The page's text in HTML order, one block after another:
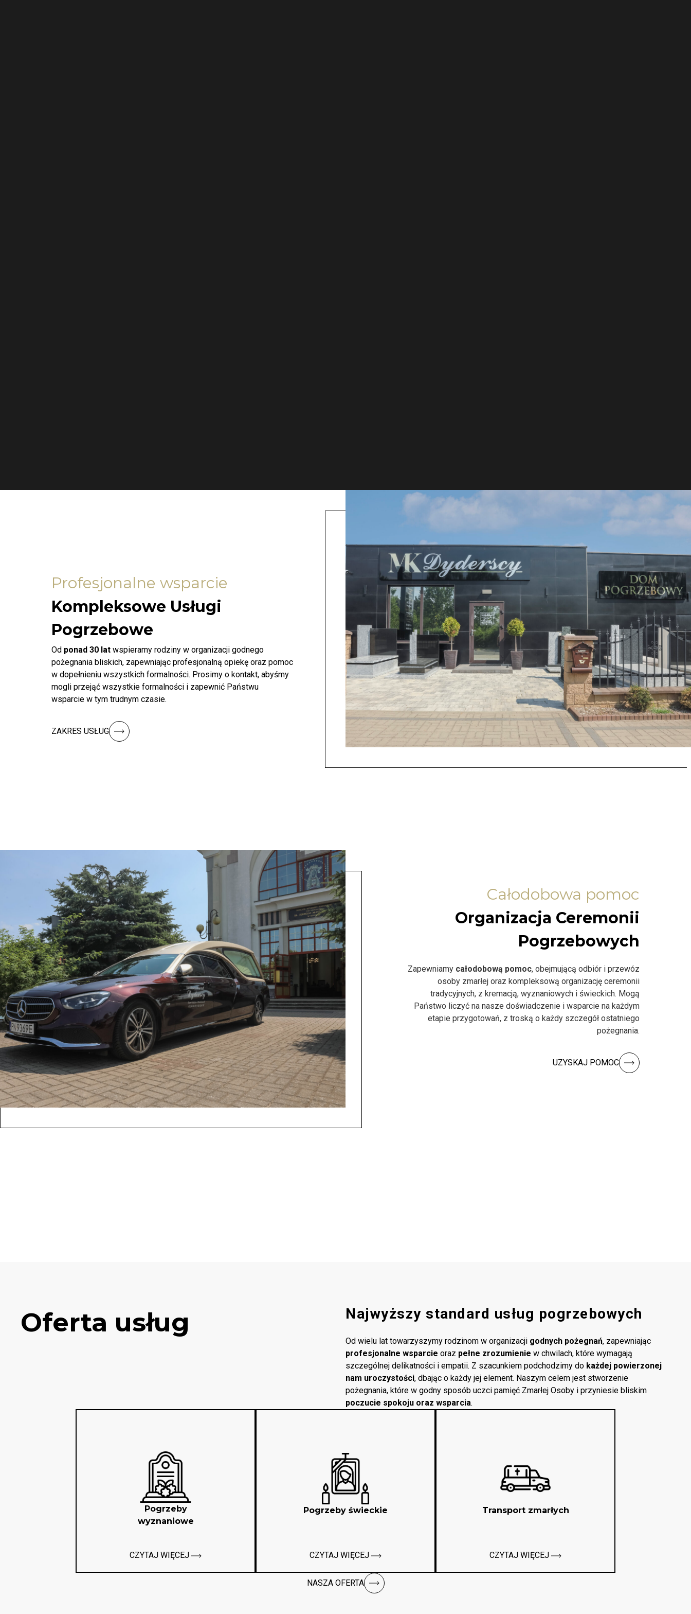
Profesjonalne wsparcie
Kompleksowe Usługi
Pogrzebowe
Od ponad 30 lat wspieramy rodziny w organizacji godnego
pożegnania bliskich, zapewniając profesjonalną opiekę oraz pomoc
w dopełnieniu wszystkich formalności. Prosimy o kontakt, abyśmy
mogli przejąć wszystkie formalności i zapewnić Państwu
wsparcie w tym trudnym czasie.
ZAKRES USŁUG
Całodobowa pomoc
Organizacja Ceremonii
Pogrzebowych
Zapewniamy całodobową pomoc, obejmującą odbiór i przewóz
osoby zmarłej oraz kompleksową organizację ceremonii
tradycyjnych, z kremacją, wyznaniowych i świeckich. Mogą
Państwo liczyć na nasze doświadczenie i wsparcie na każdym
etapie przygotowań, z troską o każdy szczegół ostatniego
pożegnania.
UZYSKAJ POMOC
Oferta usług Najwyższy standard usług pogrzebowych
Od wielu lat towarzyszymy rodzinom w organizacji godnych pożegnań, zapewniając
profesjonalne wsparcie oraz pełne zrozumienie w chwilach, które wymagają
szczególnej delikatności i empatii. Z szacunkiem podchodzimy do każdej powierzonej
nam uroczystości, dbając o każdy jej element. Naszym celem jest stworzenie
pożegnania, które w godny sposób uczci pamięć Zmarłej Osoby i przyniesie bliskim
poczucie spokoju oraz wsparcia.
Pogrzeby
wyznaniowe
CZYTAJ WIĘCEJ
Pogrzeby świeckie
CZYTAJ WIĘCEJ
Transport zmarłych
CZYTAJ WIĘCEJ
NASZA OFERTA